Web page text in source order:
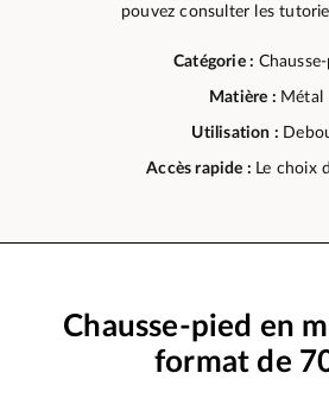
pouvez consulter les
Catégorie :
Matière : Métal
Utilisation :
Accès rapide : Le choix
Chausse-pied en
format de